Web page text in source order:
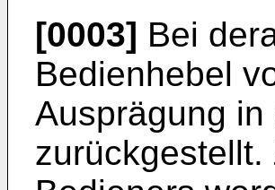
[0003] Bei
Bedienhebel
Ausprägung